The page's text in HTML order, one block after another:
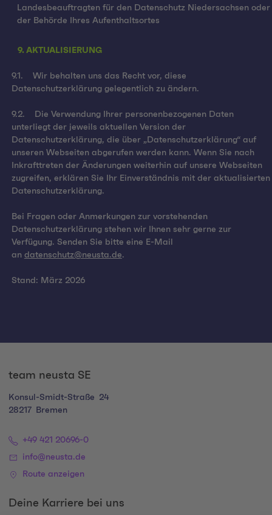
Landesbeauftragten für den Datenschutz Niedersachsen oder
der Behörde Ihres Aufenthaltsortes
9. AKTUALISIERUNG
9.1. Wir behalten uns das Recht vor, diese
Datenschutzerklärung gelegentlich zu ändern.
9.2. Die Verwendung Ihrer personenbezogenen Daten
unterliegt der jeweils aktuellen Version der
Datenschutzerklärung, die über „Datenschutzerklärung“ auf
unseren Webseiten abgerufen werden kann. Wenn Sie nach
Inkrafttreten der Änderungen weiterhin auf unsere Webseiten
zugreifen, erklären Sie Ihr Einverständnis mit der aktualisierten
Datenschutzerklärung.
Bei Fragen oder Anmerkungen zur vorstehenden
Datenschutzerklärung stehen wir Ihnen sehr gerne zur
Verfügung. Senden Sie bitte eine E-Mail
an datenschutz@neusta.de.
Stand: März 2026
team neusta SE
Konsul-Smidt-Straße
24
28217
Bremen
+49 421 20696-0
info@neusta.de
Route anzeigen
Deine Karriere bei uns